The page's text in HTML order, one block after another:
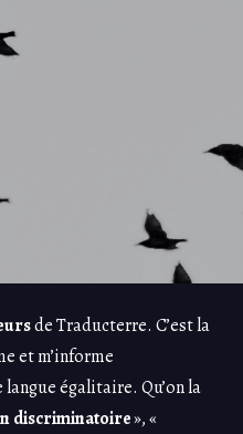
de Traducterre. C’est la
et m’informe
égalitaire. Qu’on la
discriminatoire», «